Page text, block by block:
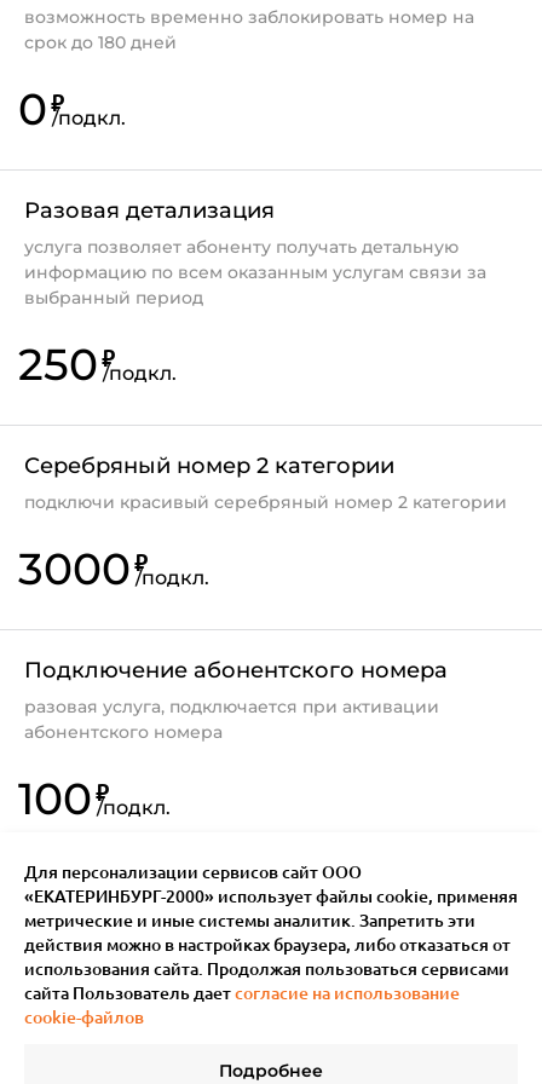
кодовое слово.
Если не заказано кодовое слово,
необходимо назвать паспортные данные,
Если Вы забыли заказанное ранее
кодовое слово, его можно заменить,
продаж и обслуживания. Замена SIM-
карты с помощью комплекта "Запасной
случае возможна будет через 30
календарных дней.
момента замены SIM-карты ограничен
доступ к услугам "Смс Прием", "Смена
тарифа "
возможность временно заблокировать номер на
срок до 180 дней
0₽
/подкл.
Разовая детализация
услуга позволяет абоненту получать детальную
информацию по всем оказанным услугам связи за
выбранный период
250₽
/подкл.
Серебряный номер 2 категории
подключи красивый серебряный номер 2 категории
3000₽
/подкл.
Подключение абонентского номера
разовая услуга, подключается при активации
абонентского номера
100₽
/подкл.
Подробнее
Для персонализации сервисов сайт ООО
«ЕКАТЕРИНБУРГ-2000» использует файлы сookie, применяя
метрические и иные системы аналитик. Запретить эти
действия можно в настройках браузера, либо отказаться от
использования сайта. Продолжая пользоваться сервисами
сайта Пользователь даетсогласие на использование
cookie-файлов